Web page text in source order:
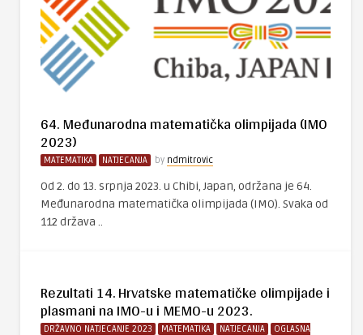
64. Međunarodna matematička olimpijada (IMO
2023)
MATEMATIKA NATJECANJA by ndmitrovic
Od 2. do 13. srpnja 2023. u Chibi, Japan, održana je 64.
Međunarodna matematička olimpijada (IMO). Svaka od
112 država ..
Rezultati 14. Hrvatske matematičke olimpijade i
plasmani na IMO-u i MEMO-u 2023.
DRŽAVNO NATJECANJE 2023 MATEMATIKA NATJECANJA
OGLASNA